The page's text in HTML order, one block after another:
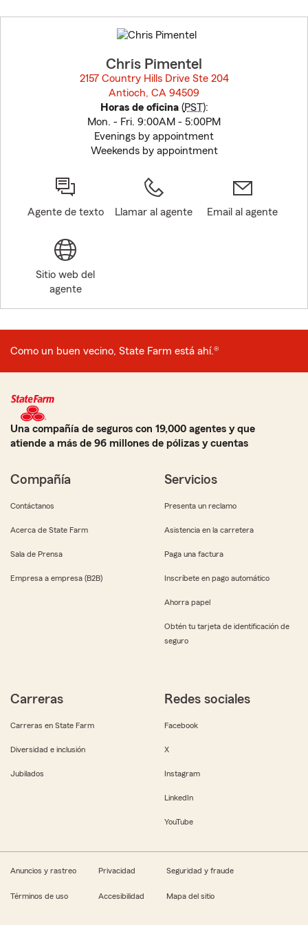
to
before
Chris Pimentel
2157 Country Hills Drive Ste 204
Antioch, CA 94509
Horas de oficina(PST):
Mon. - Fri. 9:00AM - 5:00PM
Evenings by appointment
Weekends by appointment
Agente de texto Llamar al agente Email al agente
Sitio web del
agente
Como un buen vecino, State Farm está ahí.®
Una compañía de seguros con 19,000 agentes y que
atiende a más de 96 millones de pólizas y cuentas
Compañía
Contáctanos
Acerca de State Farm
Sala de Prensa
Empresa a empresa (B2B)
Servicios
Presenta un reclamo
Asistencia en la carretera
Paga una factura
Inscríbete en pago automático
Ahorra papel
Obtén tu tarjeta de identificación de
seguro
Carreras
Carreras en State Farm
Diversidad e inclusión
Jubilados
Redes sociales
Facebook
X
Instagram
LinkedIn
YouTube
Anuncios y rastreo Privacidad Seguridad y fraude
Términos de uso Accesibilidad Mapa del sitio